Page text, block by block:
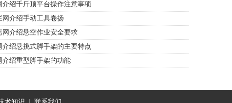
介绍千斤顶平台操作注意事项
网介绍手动工具卷扬
网介绍悬空作业安全要求
介绍悬挑式脚手架的主要特点
介绍重型脚手架的功能